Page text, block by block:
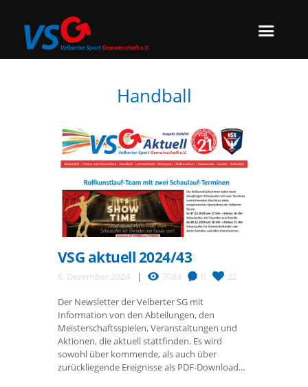
Handball
VSG aktuell 2024/43
6. Dezember 2024 7083 0 22
Der Newsletter der Velberter SG mit
Information von den Abteilungen, den
Meisterschaftsspielen, Veranstaltungen und
Aktionen, die aktuell stattfinden. Es wird
sowohl über kommende, als auch über
zurückliegende Ereignisse als PDF-Download...